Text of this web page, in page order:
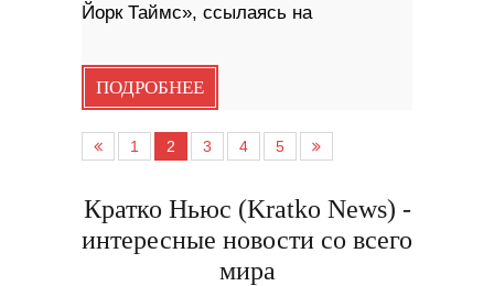
Йорк Таймс», ссылаясь на
ПОДРОБНЕЕ
1 2 3 4 5
Кратко Ньюс (Kratko News) -
интересные новости со всего
мира